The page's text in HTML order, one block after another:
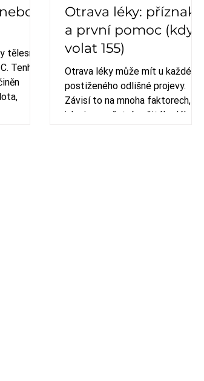
tělesná
Tenhle
Otrava léky: příznaky
a první pomoc (kdy
volat 155)
Otrava léky může mít u každého
postiženého odlišné projevy.
Závisí to na mnoha faktorech,
jako je množství požitého léku,